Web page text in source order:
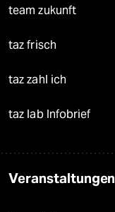
team zukunft
taz frisch
taz zahl ich
taz lab Infobrief
Veranstaltungen